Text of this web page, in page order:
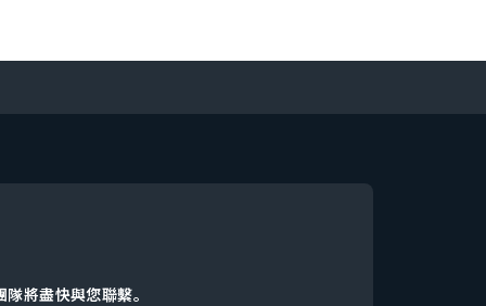
將盡快與您聯繫。